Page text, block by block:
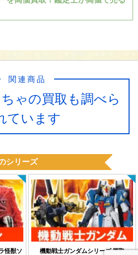
ゃの買取も調べら
ています
関連商品
シリーズ
怪獣ソ 機動戦士ガンダムシリーズ 買取